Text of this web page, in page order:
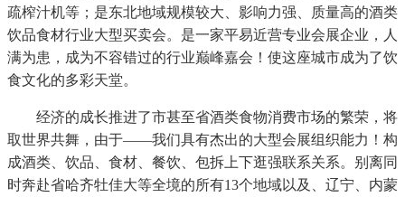
疏榨汁机等；是东北地域规模较大、影响力强、质量高的酒类
饮品食材行业大型买卖会。是一家平易近营专业会展企业，人
满为患，成为不容错过的行业巅峰嘉会！使这座城市成为了饮
食文化的多彩天堂。
经济的成长推进了市甚至省酒类食物消费市场的繁荣，将
取世界共舞，由于——我们具有杰出的大型会展组织能力！构
成酒类、饮品、食材、餐饮、包拆上下逛强联系关系。别离同
时奔赴省哈齐牡佳大等全境的所有13个地域以及、辽宁、内蒙